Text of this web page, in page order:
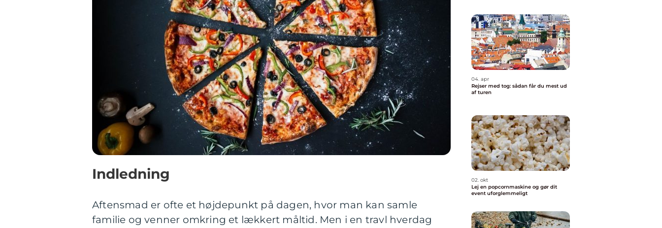
Indledning
Aftensmad er ofte et højdepunkt på dagen, hvor man kan samle
familie og venner omkring et lækkert måltid. Men i en travl hverdag
04. apr
Rejser med tog: sådan får du mest ud
af turen
02. okt
Lej en popcornmaskine og gør dit
event uforglemmeligt